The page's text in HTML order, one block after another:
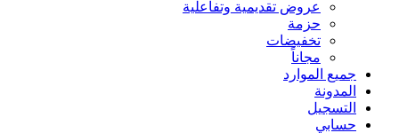
عروض تقديمية وتفاعلية
حزمة
تخفيضات
مجاناً
جميع الموارد
المدونة
التسجيل
حسابي